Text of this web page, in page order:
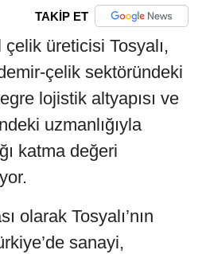
TAKİP ET
üreticisi Tosyalı,
çelik sektöründeki
lojistik altyapısı ve
uzmanlığıyla
katma değeri
olarak Tosyalı’nın
sanayi,